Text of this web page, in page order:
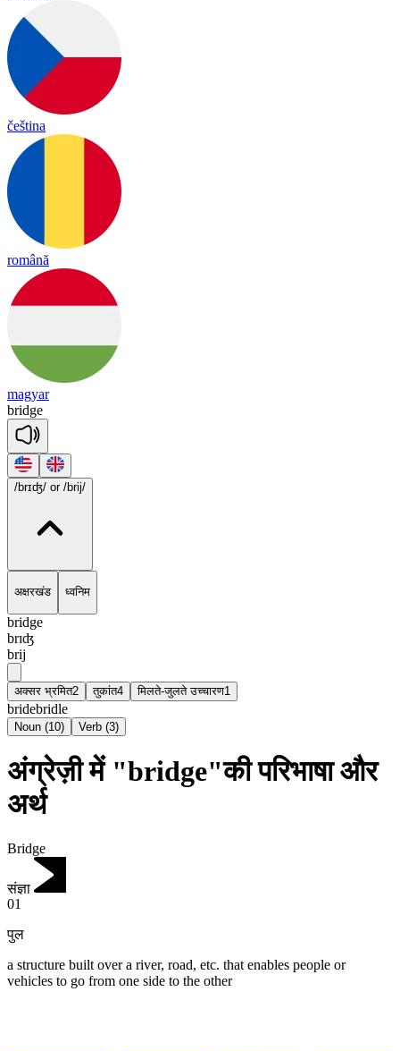
čeština
română
magyar
bridge
/brɪʤ/ or /brij/
अक्षरखंड ध्वनिम
bridge
brɪʤ
brij
अक्सर भ्रमित2 तुकांत4 मिलते-जुलते उच्चारण1
bridebridle
Noun (10) Verb (3)
अंग्रेज़ी में "bridge"की परिभाषा और
अर्थ
Bridge
संज्ञा
01
पुल
a structure built over a river, road, etc. that enables people or
vehicles to go from one side to the other